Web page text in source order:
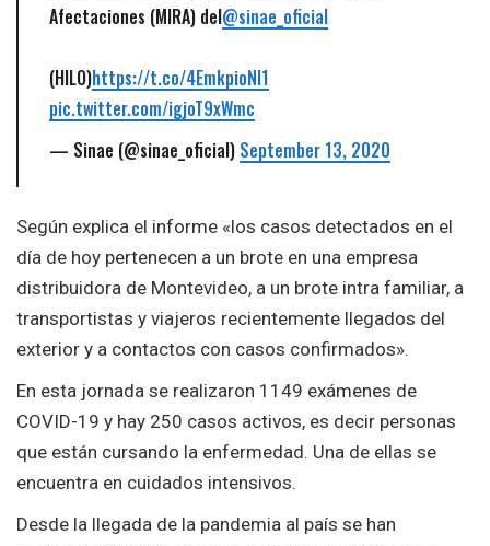
Afectaciones (MIRA) del@sinae_oficial
(HILO)https://t.co/4EmkpioNI1
pic.twitter.com/igjoT9xWmc
— Sinae (@sinae_oficial) September 13, 2020
Según explica el informe «los casos detectados en el
día de hoy pertenecen a un brote en una empresa
distribuidora de Montevideo, a un brote intra familiar, a
transportistas y viajeros recientemente llegados del
exterior y a contactos con casos confirmados».
En esta jornada se realizaron 1149 exámenes de
COVID-19 y hay 250 casos activos, es decir personas
que están cursando la enfermedad. Una de ellas se
encuentra en cuidados intensivos.
Desde la llegada de la pandemia al país se han